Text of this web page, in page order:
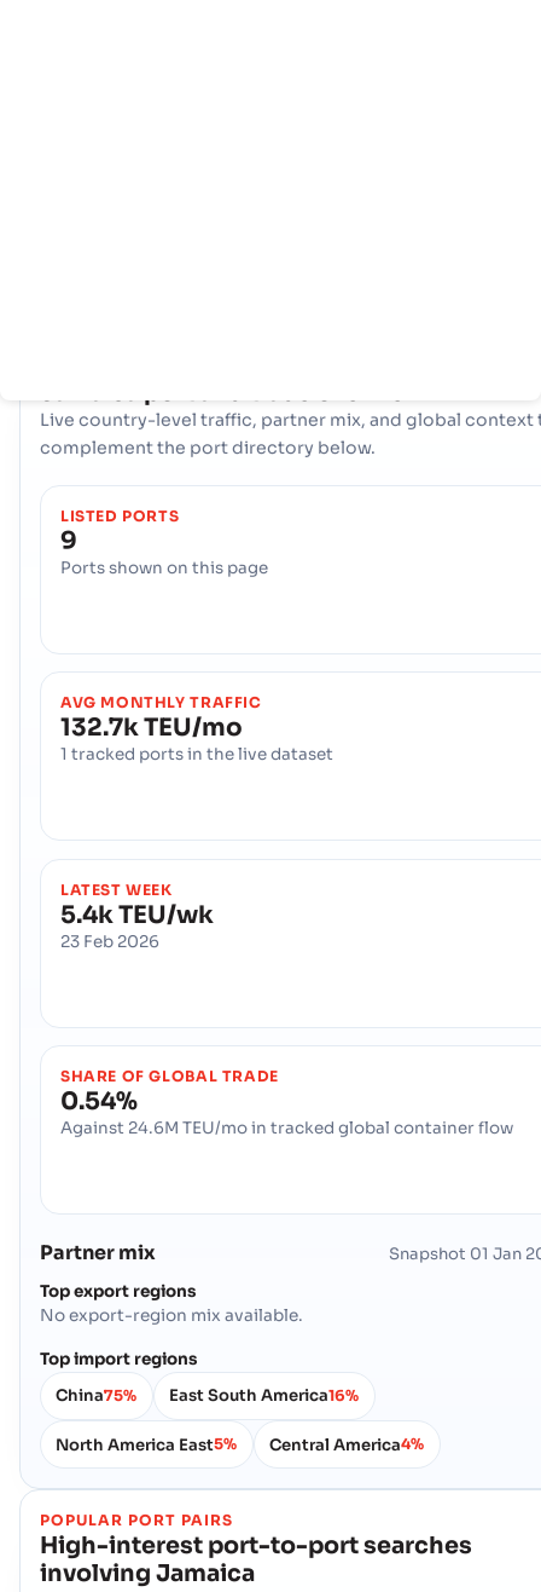
Live country-level traffic, partner mix, and global context
complement the port directory below.
LISTED PORTS
9
Ports shown on this page
AVG MONTHLY TRAFFIC
132.7k TEU/mo
1 tracked ports in the live dataset
LATEST WEEK
5.4k TEU/wk
23 Feb 2026
SHARE OF GLOBAL TRADE
0.54%
Against 24.6M TEU/mo in tracked global container flow
Partner mix Snapshot 01 Jan
Top export regions
No export-region mix available.
Top import regions
China75% East South America16%
North America East5% Central America4%
POPULAR PORT PAIRS
High-interest port-to-port searches
involving Jamaica